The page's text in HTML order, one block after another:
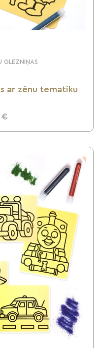
GLEZNIŅAS
ar zēnu tematiku
€